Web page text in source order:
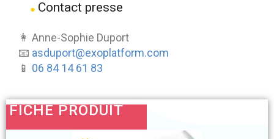
Contact presse
👩 Anne-Sophie Duport
📧 asduport@exoplatform.com
📱 06 84 14 61 83
FICHE PRODUIT